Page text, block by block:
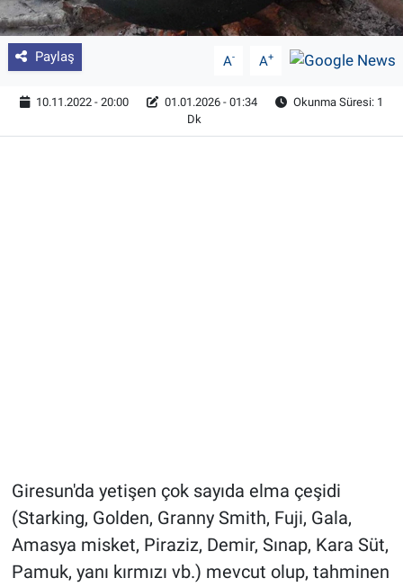
Paylaş A- A+
10.11.2022 - 20:00 01.01.2026 - 01:34
Okunma Süresi: 1
Dk
Giresun'da yetişen çok sayıda elma çeşidi
(Starking, Golden, Granny Smith, Fuji, Gala,
Amasya misket, Piraziz, Demir, Sınap, Kara Süt,
Pamuk, yanı kırmızı vb.) mevcut olup, tahminen
Şeker ve Şekerli Mamüller
Tahıllar ve Baklagiller
Tohum